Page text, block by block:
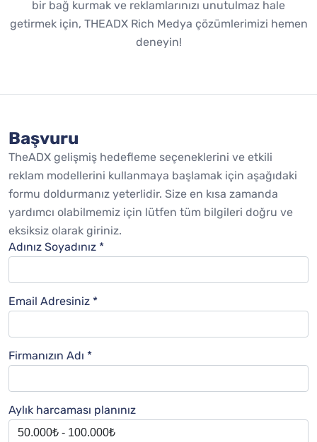
bir bağ kurmak ve reklamlarınızı unutulmaz hale
getirmek için, THEADX Rich Medya çözümlerimizi hemen
deneyin!
Başvuru
TheADX gelişmiş hedefleme seçeneklerini ve etkili
reklam modellerini kullanmaya başlamak için aşağıdaki
formu doldurmanız yeterlidir. Size en kısa zamanda
yardımcı olabilmemiz için lütfen tüm bilgileri doğru ve
eksiksiz olarak giriniz.
Adınız Soyadınız *
Email Adresiniz *
Firmanızın Adı *
Aylık harcaması planınız